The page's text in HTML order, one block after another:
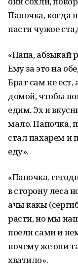
Папочка, когда
пасти чужое
«Папа, абзыкай
Ему за это на
Брат сам не ест,
домой, чтобы
едим. Эх и
мало. Папочка,
стал пахарем и
еду».
«Папочка,
в сторону леса
ачы какы
расти, но мы
поели сами и
почему же они
хватило».